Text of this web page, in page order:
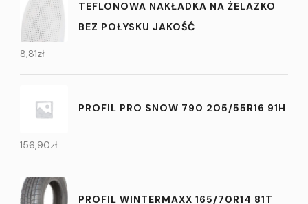
TEFLONOWA NAKŁADKA NA ŻELAZKO
BEZ POŁYSKU JAKOŚĆ
8,81zł
PROFIL PRO SNOW 790 205/55R16 91H
156,90zł
PROFIL WINTERMAXX 165/70R14 81T